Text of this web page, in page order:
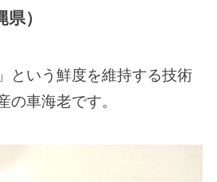
）
という鮮度を維持する技術
の車海老です。